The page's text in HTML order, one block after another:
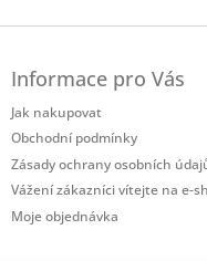
Z
Informace pro Vás
Jak nakupovat
Obchodní podmínky
Zásady ochrany osobních
Vážení zákazníci vítejte na e-
Moje objednávka